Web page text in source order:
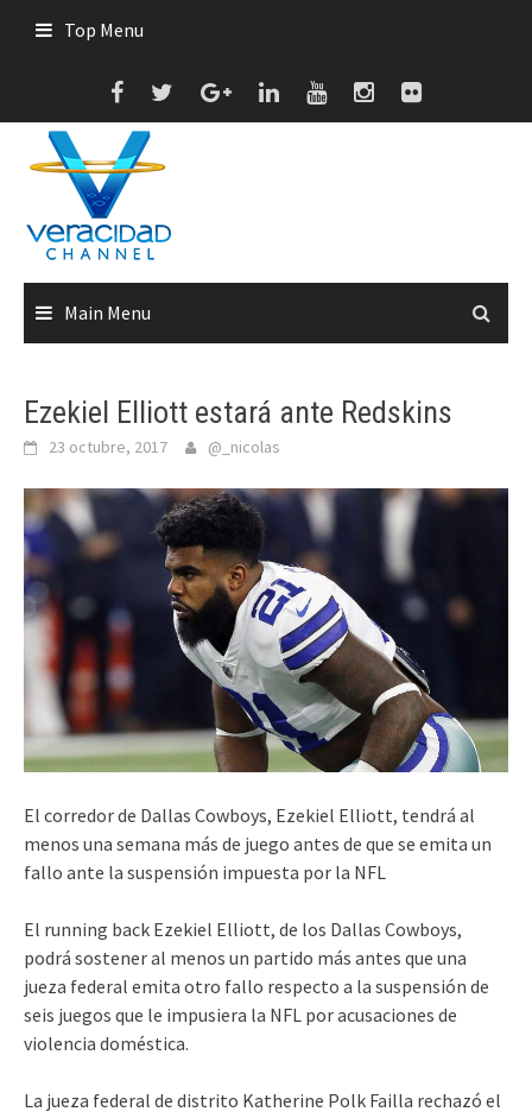
Top Menu
Main Menu
Ezekiel Elliott estará ante Redskins
23 octubre, 2017 @_nicolas
El corredor de Dallas Cowboys, Ezekiel Elliott, tendrá al
menos una semana más de juego antes de que se emita un
fallo ante la suspensión impuesta por la NFL
El running back Ezekiel Elliott, de los Dallas Cowboys,
podrá sostener al menos un partido más antes que una
jueza federal emita otro fallo respecto a la suspensión de
seis juegos que le impusiera la NFL por acusaciones de
violencia doméstica.
La jueza federal de distrito Katherine Polk Failla rechazó el